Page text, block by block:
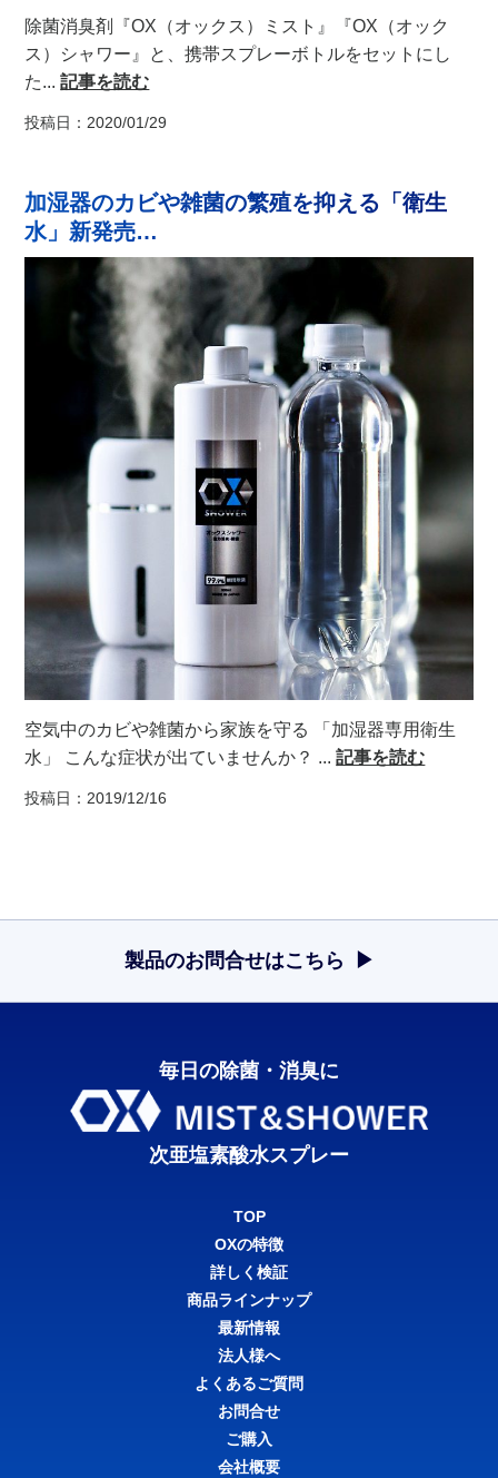
除菌消臭剤『OX（オックス）ミスト』『OX（オック
ス）シャワー』と、携帯スプレーボトルをセットにし
た...記事を読む
投稿日：2020/01/29
加湿器のカビや雑菌の繁殖を抑える「衛生
水」新発売…
空気中のカビや雑菌から家族を守る 「加湿器専用衛生
水」 こんな症状が出ていませんか？ ...記事を読む
投稿日：2019/12/16
製品のお問合せはこちら
毎日の除菌・消臭に
次亜塩素酸水スプレー
TOP
OXの特徴
詳しく検証
商品ラインナップ
最新情報
法人様へ
よくあるご質問
お問合せ
ご購入
会社概要